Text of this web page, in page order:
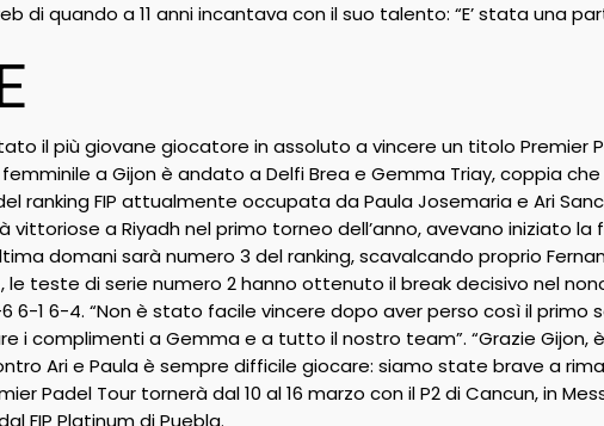
di quando a 11 anni incantava con il suo talento: “E’ stata una
il più giovane giocatore in assoluto a vincere un titolo Premier
a Gijon è andato a Delfi Brea e Gemma Triay, coppia
ranking FIP attualmente occupata da Paula Josemaria e Ari
vittoriose a Riyadh nel primo torneo dell’anno, avevano iniziato
domani sarà numero 3 del ranking, scavalcando proprio
le teste di serie numero 2 hanno ottenuto il break decisivo nel
6-1 6-4. “Non è stato facile vincere dopo aver perso così il primo
i complimenti a Gemma e a tutto il nostro team”. “Grazie
Ari e Paula è sempre difficile giocare: siamo state brave a
Padel Tour tornerà dal 10 al 16 marzo con il P2 di Cancun, in
FIP Platinum di Puebla.